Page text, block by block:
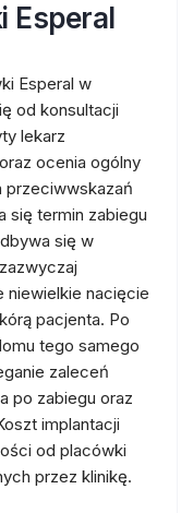
Esperal
Esperal w
od konsultacji
lekarz
ocenia ogólny
przeciwwskazań
się termin zabiegu
się w
niewielkie nacięcie
pacjenta. Po
tego samego
zaleceń
po zabiegu oraz
implantacji
od placówki
przez klinikę.